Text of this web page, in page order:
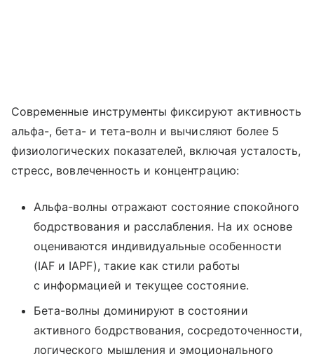
Современные инструменты фиксируют активность
альфа-, бета- и тета-волн и вычисляют более 5
физиологических показателей, включая усталость,
стресс, вовлеченность и концентрацию:
Альфа-волны отражают состояние спокойного
бодрствования и расслабления. На их основе
оцениваются индивидуальные особенности
(IAF и IAPF), такие как стили работы
с информацией и текущее состояние.
Бета-волны доминируют в состоянии
активного бодрствования, сосредоточенности,
логического мышления и эмоционального